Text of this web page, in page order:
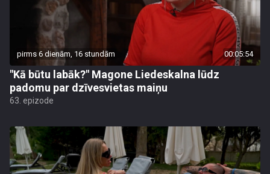
pirms 6 dienām, 16 stundām 00:05:54
"Kā būtu labāk?" Magone Liedeskalna lūdz
padomu par dzīvesvietas maiņu
63. epizode